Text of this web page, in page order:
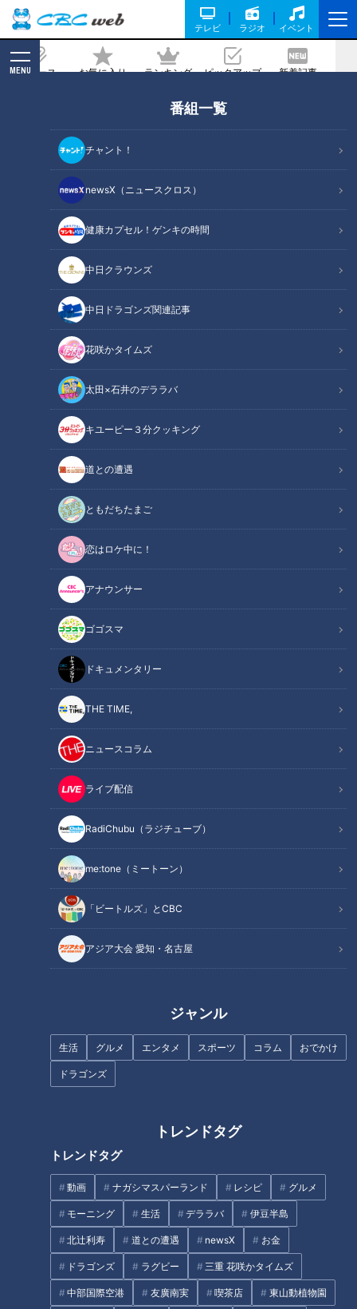
テレビ ラジオ イベント
ニュース お気に入り ランキング ピックアップ 新着記事
MENU
番組一覧
チャント！
newsX（ニュースクロス）
健康カプセル！ゲンキの時間
中日クラウンズ
中日ドラゴンズ関連記事
花咲かタイムズ
太田×石井のデララバ
キユーピー３分クッキング
道との遭遇
ともだちたまご
恋はロケ中に！
アナウンサー
ゴゴスマ
ドキュメンタリー
THE TIME,
ニュースコラム
ライブ配信
RadiChubu（ラジチューブ）
me:tone（ミートーン）
「ビートルズ」とCBC
アジア大会 愛知・名古屋
ジャンル
生活 グルメ エンタメ スポーツ コラム おでかけ
ドラゴンズ
トレンドタグ
トレンドタグ
動画 ナガシマスパーランド レシピ グルメ
モーニング 生活 デララバ 伊豆半島
北辻利寿 道との遭遇 newsX お金
ドラゴンズ ラグビー 三重 花咲かタイムズ
中部国際空港 友廣南実 喫茶店 東山動植物園
め」の作り方【キユーピー３分クッキン
グ】
2025/01/08 18:00
CBCテレビ：画像『キユーピー3分クッキング』
キユーピー３分クッキング
レシピ紹介
ひきたての黒こしょうの辛みや香りが食欲をそそります。ブロ
ッコリーは下ゆでしておいて、手早く炒めましょう。（講師：
宮本和秀先生／キユーピー３分クッキング ）
関連リンク
牛肉とブロッコリーの粒黒こしょう炒め
材料（2人分）
作り方
オススメ関連コンテンツ
材料（2人分）
牛肉(焼き肉用) 150g
(塩、酒各少々 片栗粉小さじ1)
ブロッコリー 1/2個(120g)
赤ピーマン 1個(50g)
鶏ガラスープの素 小さじ1/2
酒 大さじ2
しょうゆ、砂糖、片栗粉 各小さじ1
●塩、油
作り方
1 ブロッコリーはやや小さめの小房に分ける。沸騰した湯に
塩適量を加えて1～2分ゆでてザルに上げる。